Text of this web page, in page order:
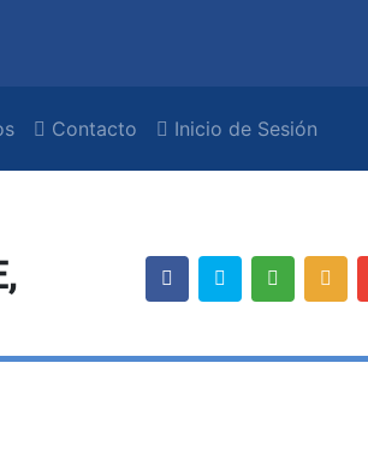
Contacto Inicio de Sesión